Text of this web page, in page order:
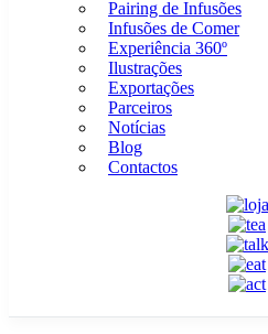
Pairing de Infusões
Infusões de Comer
Experiência 360º
Ilustrações
Exportações
Parceiros
Notícias
Blog
Contactos